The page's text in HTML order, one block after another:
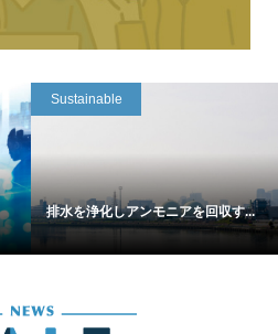
Sustainable
排水を浄化しアンモニアを回収す...